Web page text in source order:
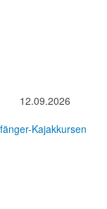
12.09.2026
Kajakkursen